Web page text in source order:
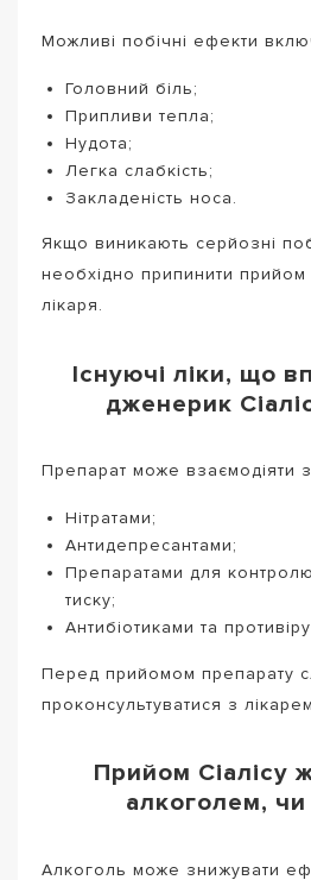
Можливі побічні ефекти
Головний біль;
Припливи тепла;
Нудота;
Легка слабкість;
Закладеність носа.
Якщо виникають серйозні
необхідно припинити прийом
лікаря.
Існуючі ліки, що
дженерик
Препарат може взаємодіяти
Нітратами;
Антидепресантами;
Препаратами для
тиску;
Антибіотиками та
Перед прийомом препарату
проконсультуватися з
Прийом Сіалісу
алкоголем,
Алкоголь може знижувати